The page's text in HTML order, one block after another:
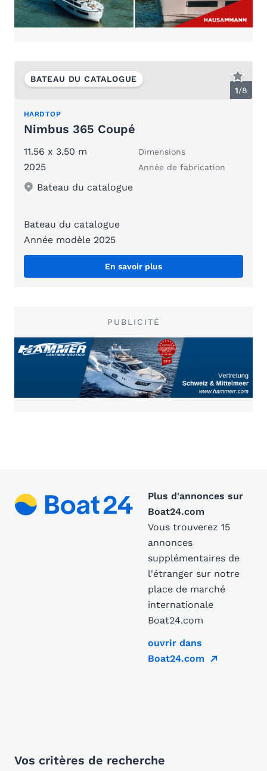
1/8
BATEAU DU CATALOGUE
HARDTOP
Nimbus 365 Coupé
11.56 x 3.50 m Dimensions
2025 Année de fabrication
Bateau du catalogue
Bateau du catalogue
Année modèle 2025
En savoir plus
PUBLICITÉ
Plus d'annonces sur
Boat24.com
Vous trouverez 15
annonces
supplémentaires de
l'étranger sur notre
place de marché
internationale
Boat24.com
ouvrir dans
Boat24.com
Vos critères de recherche